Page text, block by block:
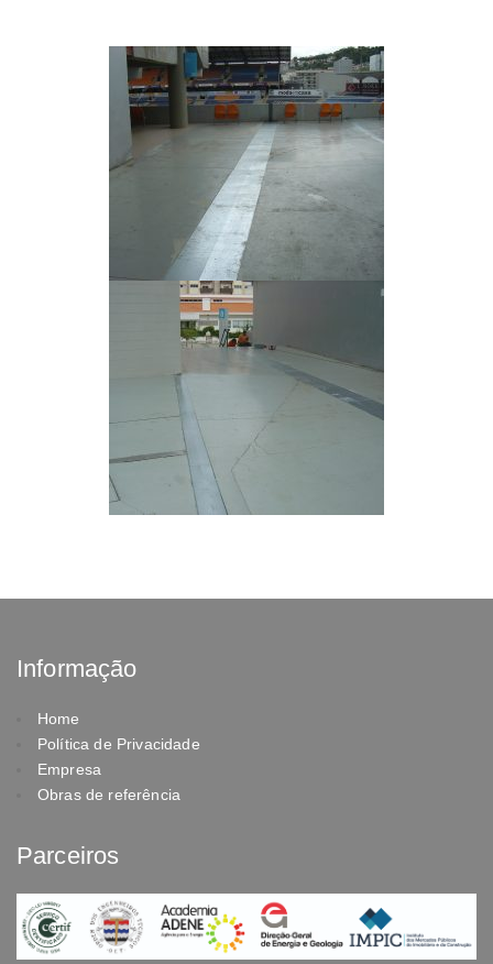
Informação
Home
Política de Privacidade
Empresa
Obras de referência
Parceiros